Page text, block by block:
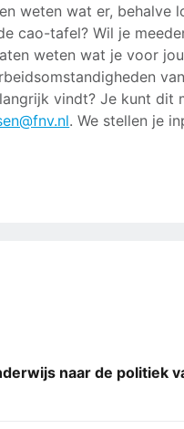
weten wat er, behalve
cao-tafel? Wil je
weten wat je voor
vindt? Je kunt dit
. We stellen je
naar de politiek